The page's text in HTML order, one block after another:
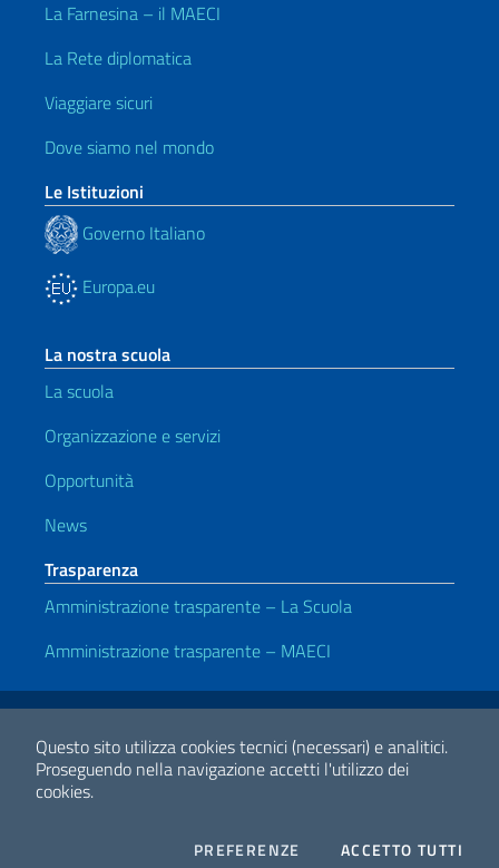
Questo sito utilizza cookies tecnici (necessari) e analitici.
Proseguendo nella navigazione accetti l'utilizzo dei
cookies.
PREFERENZE COOKIESACCETTO TUTTI
La Farnesina – il MAECI
La Rete diplomatica
Viaggiare sicuri
Dove siamo nel mondo
Le Istituzioni
Governo Italiano
Europa.eu
La nostra scuola
La scuola
Organizzazione e servizi
Opportunità
News
Trasparenza
Amministrazione trasparente – La Scuola
Amministrazione trasparente – MAECI
Link Utili